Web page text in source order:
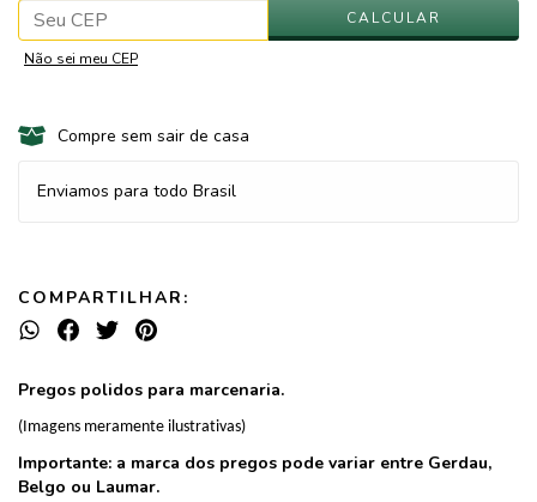
CALCULAR
Não sei meu CEP
Compre sem sair de casa
Enviamos para todo Brasil
COMPARTILHAR:
Pregos polidos para marcenaria.
(Imagens meramente ilustrativas)
Importante: a marca dos pregos pode variar entre Gerdau,
Belgo ou Laumar.